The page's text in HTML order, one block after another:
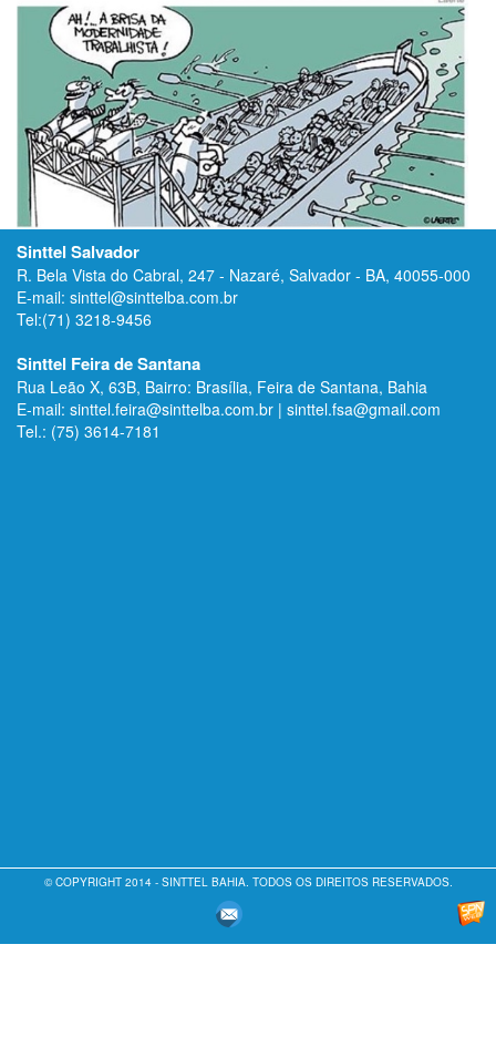
Sinttel Salvador
R. Bela Vista do Cabral, 247 - Nazaré, Salvador - BA, 40055-000
E-mail: sinttel@sinttelba.com.br
Tel:(71) 3218-9456
Sinttel Feira de Santana
Rua Leão X, 63B, Bairro: Brasília, Feira de Santana, Bahia
E-mail: sinttel.feira@sinttelba.com.br | sinttel.fsa@gmail.com
Tel.: (75) 3614-7181
© COPYRIGHT 2014 - SINTTEL BAHIA. TODOS OS DIREITOS RESERVADOS.